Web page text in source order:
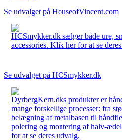
Se udvalget på HouseofVincent.com
HCSmykker.dk sælger både ure,
accessories. Klik her for at se
Se udvalget på HCSmykker.dk
DyrbergKern.dks produkter er
mange forskellige processer: fra
belægning af metalbasen til
polering og montering af halv-
for at se deres udvalg.